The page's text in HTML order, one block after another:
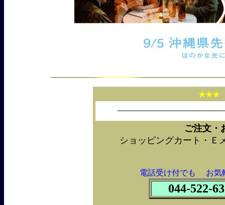
ご注文・
ショッピングカート・Ｅ
電話受け付でも お気
044-522-